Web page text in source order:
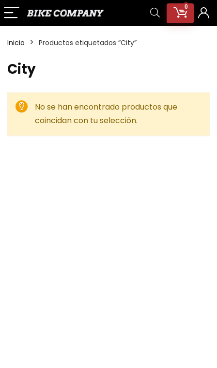
0
Inicio Productos etiquetados “City”
City
No se han encontrado productos que
coincidan con tu selección.